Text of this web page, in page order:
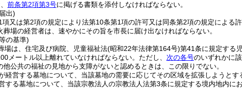
前条第2項第3号に掲げる書類を添付しなければならない。
出)
項又は第2項の規定により法第10条第1項の許可又は同条第2項の規定による
場の経営者は、速やかにその旨を市長に届け出なければならない。
の基準)
場は、住宅及び病院、児童福祉法(昭和22年法律第164号)第41条に規定する
メートル以上離れていなければならない。 ただし、 次の各号のいずれかに
公共の福祉の見地から支障がないと認めるときは、この限りでない。
経営する墓地について、当該墓地の需要に応じてその区域を拡張しようとす
する墓地について、当該宗教法人の宗教法人法第3条に規定する境内地内に